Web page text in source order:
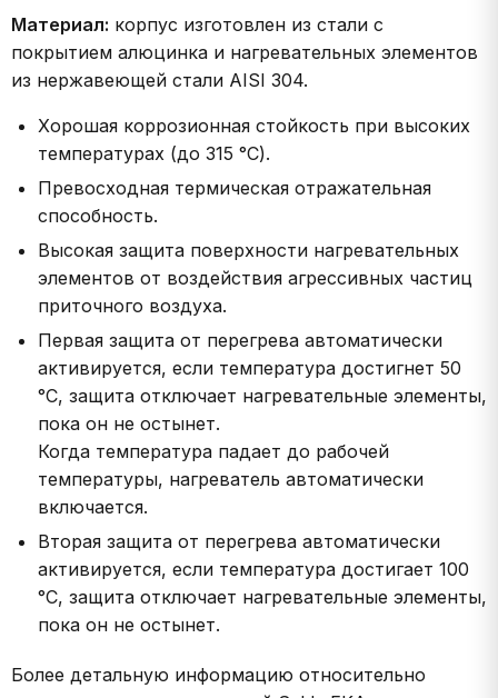
Материал: корпус изготовлен из стали с
покрытием алюцинка и нагревательных элементов
из нержавеющей стали AISI 304.
Хорошая коррозионная стойкость при высоких
температурах (до 315 °C).
Превосходная термическая отражательная
способность.
Высокая защита поверхности нагревательных
элементов от воздействия агрессивных частиц
приточного воздуха.
Первая защита от перегрева автоматически
активируется, если температура достигнет 50
°C, защита отключает нагревательные элементы,
пока он не остынет.
Когда температура падает до рабочей
температуры, нагреватель автоматически
включается.
Вторая защита от перегрева автоматически
активируется, если температура достигает 100
°C, защита отключает нагревательные элементы,
пока он не остынет.
Более детальную информацию относительно